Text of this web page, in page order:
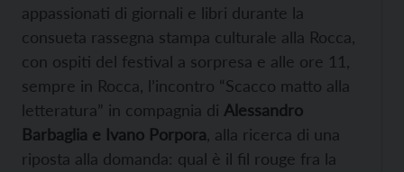
appassionati di giornali e libri durante la
consueta rassegna stampa culturale alla Rocca,
con ospiti del festival a sorpresa e alle ore 11,
sempre in Rocca, l’incontro “Scacco matto alla
letteratura” in compagnia di Alessandro
Barbaglia e Ivano Porpora , alla ricerca di una
riposta alla domanda: qual è il fil rouge fra la